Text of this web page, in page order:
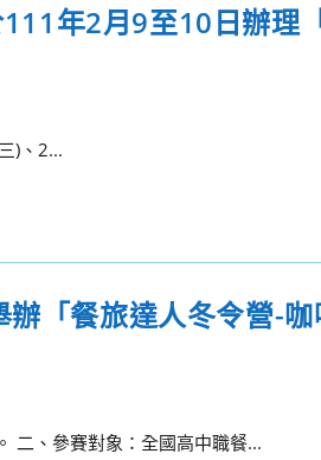
年2月9至10日辦理
)、2...
「餐旅達人冬令營-
二、參賽對象：全國高中職餐...